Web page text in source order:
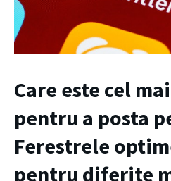
Care este cel
pentru a posta
Ferestrele
pentru diferite